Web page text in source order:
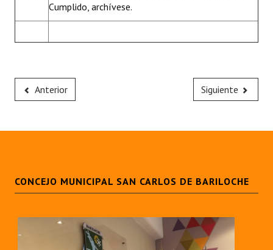
Cumplido, archívese.
Anterior Siguiente
CONCEJO MUNICIPAL SAN CARLOS DE BARILOCHE